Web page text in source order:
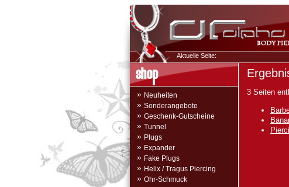
Aktuelle Seite:
» Neuheiten
» Sonderangebote
» Geschenk-Gutscheine
» Tunnel
» Plugs
» Expander
» Fake Plugs
» Helix / Tragus Piercing
» Ohr-Schmuck
3 Seiten